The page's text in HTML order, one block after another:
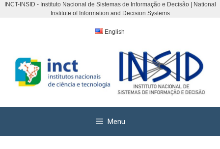
INCT-INSID - Instituto Nacional de Sistemas de Informação e Decisão | National
Institute of Information and Decision Systems
English
Menu